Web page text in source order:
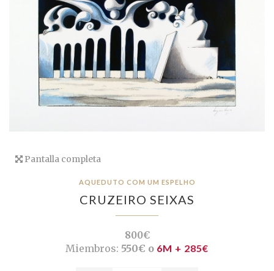
Pantalla completa
AQUEDUTO COM UM ESPELHO
CRUZEIRO SEIXAS
800€
Miembros: 550€ o 6M + 285€